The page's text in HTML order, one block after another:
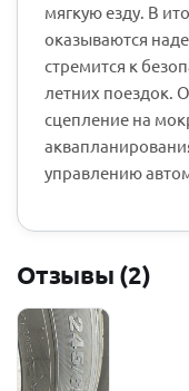
мягкую езду. В
оказываются
стремится к
летних поездок.
сцепление на
управлению
Отзывы (2)